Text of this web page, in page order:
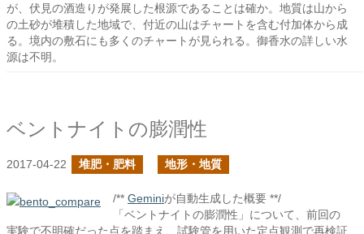
が、伏見の酒造りが発展した根源であることは確か。地質は山から
の土砂が堆積した地域で、付近の山はチャートを含む付加体から成
る。境内の敷石にも多くのチャートが見られる。御香水の詳しい水
源は不明。
ベントナイトの膨潤性
2017-04-22 堆肥・肥料 地形・地質
/** Geminiが自動生成した概要 **/
「ベントナイトの膨潤性」について、前回の
実験で不明確だった点を踏まえ、試験管を用いた定点観測で再検証